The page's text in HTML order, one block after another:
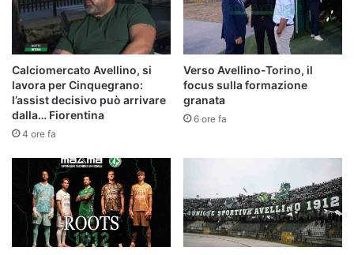
Calciomercato Avellino, si
lavora per Cinquegrano:
l’assist decisivo può arrivare
dalla… Fiorentina
4 ore fa
Verso Avellino-Torino, il
focus sulla formazione
granata
6 ore fa